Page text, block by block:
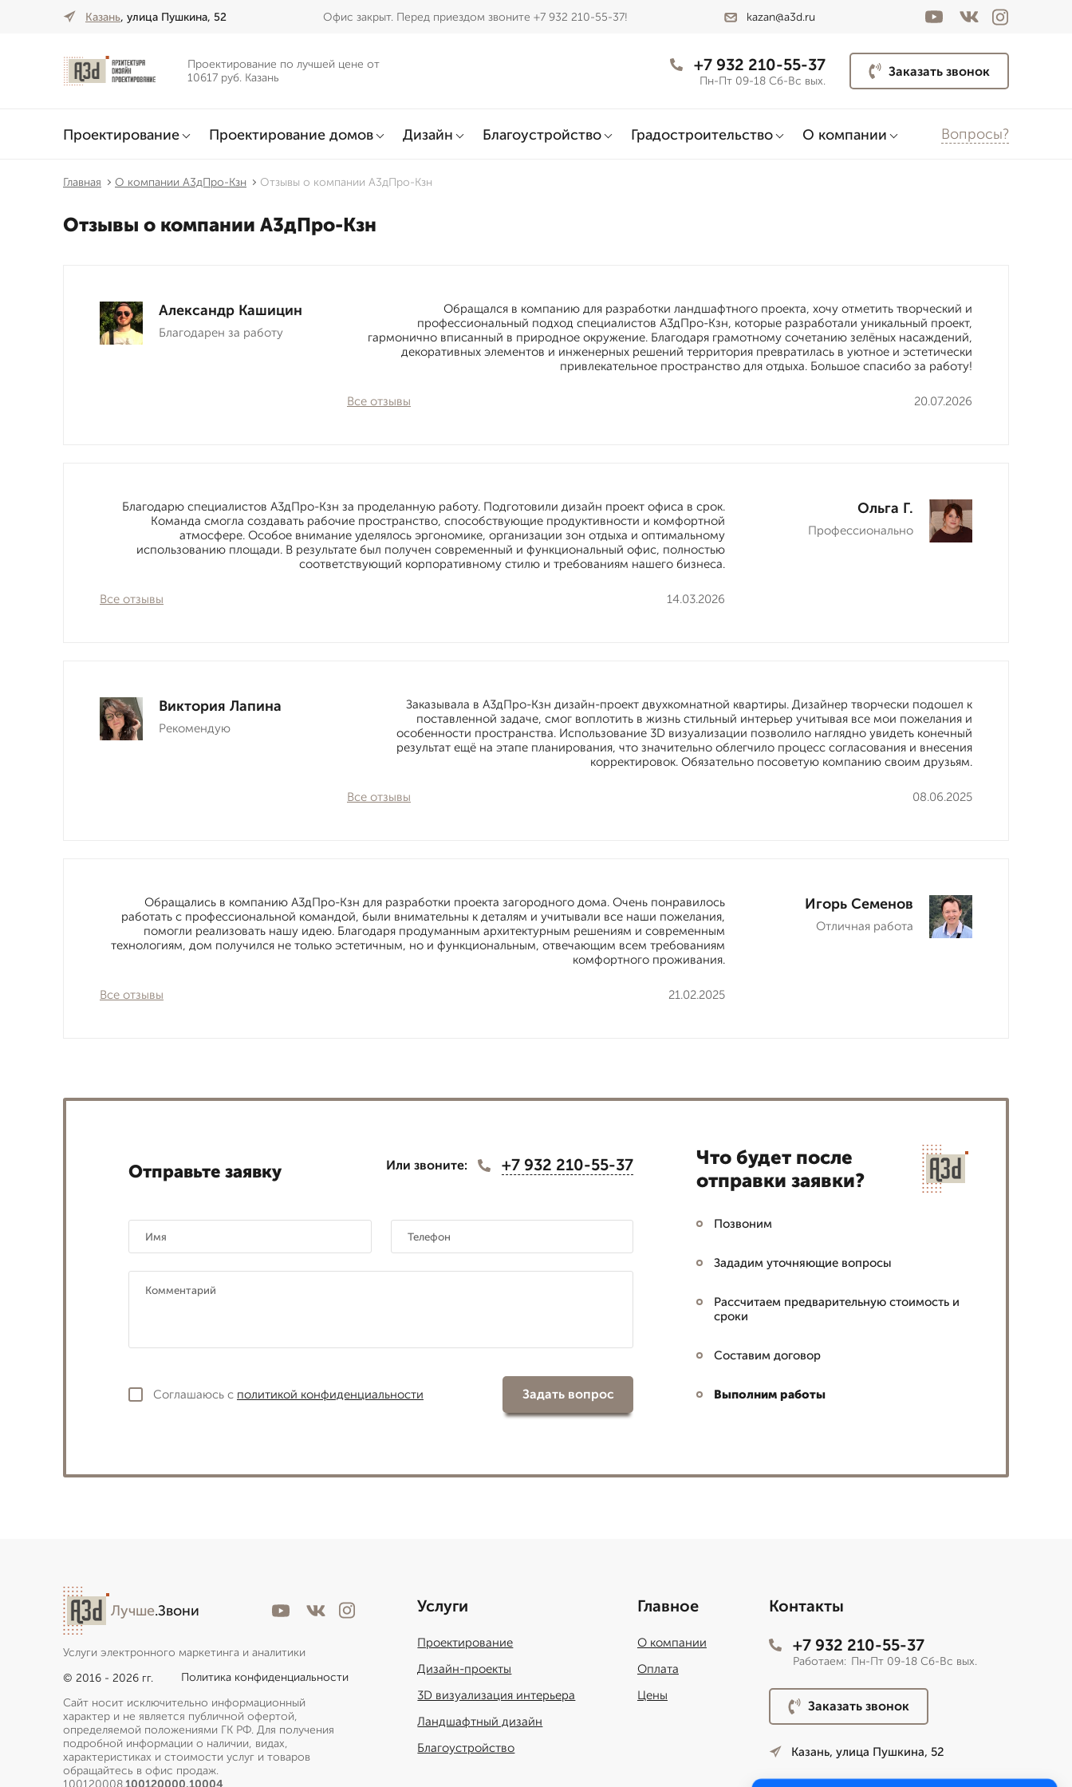
Казань, улица Пушкина, 52 Офис закрыт. Перед приездом звоните +7 932 210-55-37! kazan@a3d.ru
Проектирование по лучшей цене от
10617 руб. Казань
+7 932 210-55-37
Пн-Пт 09-18 Сб-Вс вых.
Заказать звонок
Проектирование Проектирование домов Дизайн Благоустройство Градостроительство О компании Вопросы?
Главная О компании А3дПро-Кзн Отзывы о компании А3дПро-Кзн
Отзывы о компании А3дПро-Кзн
Александр Кашицин
Благодарен за работу
20.07.2026
Все отзывы
Обращался в компанию для разработки ландшафтного проекта, хочу отметить творческий и
профессиональный подход специалистов А3дПро-Кзн, которые разработали уникальный проект,
гармонично вписанный в природное окружение. Благодаря грамотному сочетанию зелёных насаждений,
декоративных элементов и инженерных решений территория превратилась в уютное и эстетически
привлекательное пространство для отдыха. Большое спасибо за работу!
Ольга Г.
Профессионально
14.03.2026
Все отзывы
Благодарю специалистов А3дПро-Кзн за проделанную работу. Подготовили дизайн проект офиса в срок.
Команда смогла создавать рабочие пространство, способствующие продуктивности и комфортной
атмосфере. Особое внимание уделялось эргономике, организации зон отдыха и оптимальному
использованию площади. В результате был получен современный и функциональный офис, полностью
соответствующий корпоративному стилю и требованиям нашего бизнеса.
Виктория Лапина
Рекомендую
08.06.2025
Все отзывы
Заказывала в А3дПро-Кзн дизайн-проект двухкомнатной квартиры. Дизайнер творчески подошел к
поставленной задаче, смог воплотить в жизнь стильный интерьер учитывая все мои пожелания и
особенности пространства. Использование 3D визуализации позволило наглядно увидеть конечный
результат ещё на этапе планирования, что значительно облегчило процесс согласования и внесения
корректировок. Обязательно посоветую компанию своим друзьям.
Игорь Семенов
Отличная работа
21.02.2025
Все отзывы
Обращались в компанию А3дПро-Кзн для разработки проекта загородного дома. Очень понравилось
работать с профессиональной командой, были внимательны к деталям и учитывали все наши пожелания,
помогли реализовать нашу идею. Благодаря продуманным архитектурным решениям и современным
технологиям, дом получился не только эстетичным, но и функциональным, отвечающим всем требованиям
комфортного проживания.
Отправьте заявку Или звоните: +7 932 210-55-37
Соглашаюсь с политикой конфиденциальности Задать вопрос
Что будет после
отправки заявки?
Позвоним
Зададим уточняющие вопросы
Рассчитаем предварительную стоимость и
сроки
Составим договор
Выполним работы
Лучше.Звони
Услуги электронного маркетинга и аналитики
© 2016 - 2026 гг.
Политика конфиденциальности
Сайт носит исключительно информационный
характер и не является публичной офертой,
определяемой положениями ГК РФ. Для получения
подробной информации о наличии, видах,
характеристиках и стоимости услуг и товаров
обращайтесь в офис продаж.
100120008. 100120000.10004
Услуги
Проектирование
Дизайн-проекты
3D визуализация интерьера
Ландшафтный дизайн
Благоустройство
Главное
О компании
Оплата
Цены
Контакты
+7 932 210-55-37
Работаем: Пн-Пт 09-18 Сб-Вс вых.
Заказать звонок
Казань, улица Пушкина, 52